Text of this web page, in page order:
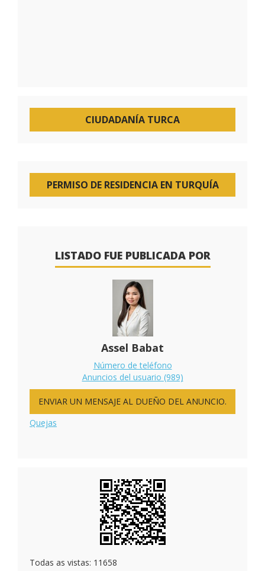
CIUDADANÍA TURCA
PERMISO DE RESIDENCIA EN TURQUÍA
LISTADO FUE PUBLICADA POR
Assel Babat
Número de teléfono
Anuncios del usuario (989)
ENVIAR UN MENSAJE AL DUEÑO DEL ANUNCIO.
Quejas
Todas as vistas: 11658